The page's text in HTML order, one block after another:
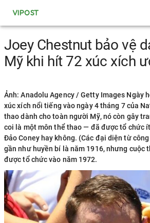
VIPOST
Joey Chestnut bảo vệ
Mỹ khi hít 72 xúc xích
Ảnh: Anadolu Agency / Getty Images Ngày
xúc xích nổi tiếng vào ngày 4 tháng 7 của
thao dành cho toàn người Mỹ, nó còn gây
coi là một môn thể thao — đã được tổ chức
Đảo Coney hay không. (Các đại diện từ
gần như huyền bí là năm 1916, nhưng cuộc
được tổ chức vào năm 1972.